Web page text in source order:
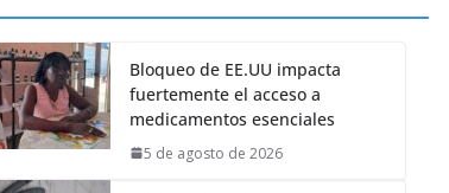
Bloqueo de EE.UU impacta
fuertemente el acceso a
medicamentos esenciales
5 de agosto de 2026